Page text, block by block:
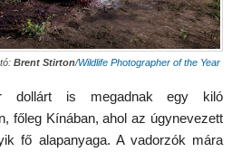
Brent Stirton/Wildlife Photographer of the Year
dollárt is megadnak egy kiló
főleg Kínában, ahol az úgynevezett
fő alapanyaga. A vadorzók mára